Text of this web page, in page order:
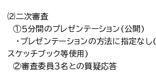
⑵二次審査
①５分間のプレゼンテーション(公開)
・プレゼンテーションの方法に指定なし
スケッチブック等使用)
②審査委員３名との質疑応答